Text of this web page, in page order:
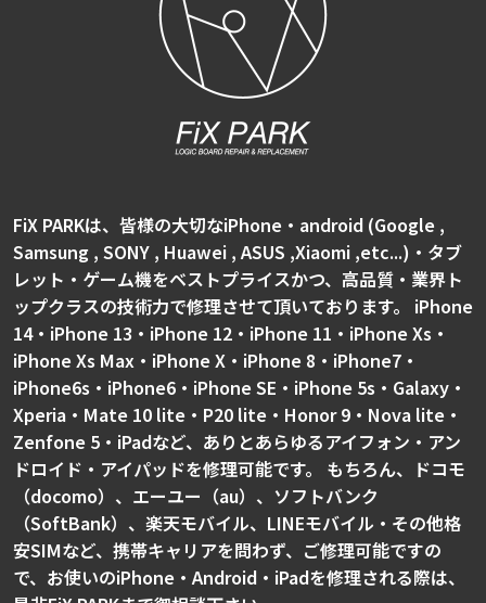
FiX PARKは、皆様の大切なiPhone・android (Google ,
Samsung , SONY , Huawei , ASUS ,Xiaomi ,etc...)・タブ
レット・ゲーム機をベストプライスかつ、高品質・業界ト
ップクラスの技術力で修理させて頂いております。 iPhone
14・iPhone 13・iPhone 12・iPhone 11・iPhone Xs・
iPhone Xs Max・iPhone X・iPhone 8・iPhone7・
iPhone6s・iPhone6・iPhone SE・iPhone 5s・Galaxy・
Xperia・Mate 10 lite・P20 lite・Honor 9・Nova lite・
Zenfone 5・iPadなど、ありとあらゆるアイフォン・アン
ドロイド・アイパッドを修理可能です。 もちろん、ドコモ
（docomo）、エーユー（au）、ソフトバンク
（SoftBank）、楽天モバイル、LINEモバイル・その他格
安SIMなど、携帯キャリアを問わず、ご修理可能ですの
で、お使いのiPhone・Android・iPadを修理される際は、